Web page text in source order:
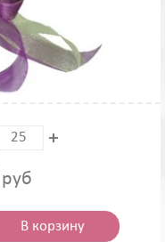
руб
В корзину